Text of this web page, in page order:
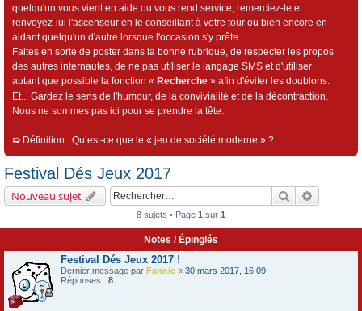
quelqu'un vous vient en aide ou vous rend service, remerciez-le et
renvoyez-lui l'ascenseur en le conseillant à votre tour ou bien encore en
aidant quelqu'un d'autre lorsque l'occasion s'y prête.
Faites en sorte de poster dans la bonne rubrique, de respecter les propos
des autres internautes, de ne pas utiliser le langage SMS et d'utiliser
autant que possible la fonction « Recherche » afin d'éviter les doublons.
Et... Gardez le sens de l'humour, de la convivialité et de la décontraction.
Nous ne sommes pas ici pour se prendre la tête.
➯ Définition : Qu’est-ce que le « jeu de société moderne » ?
Festival Dés Jeux 2017
Nouveau sujet Rechercher
8 sujets • Page 1 sur 1
Notes / Épinglés
Festival Dés Jeux 2017 !
Dernier message par Fannie « 30 mars 2017, 16:09
Réponses : 8